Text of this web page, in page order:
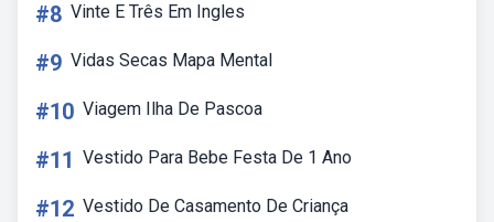
#8 Vinte E Três Em Ingles
#9 Vidas Secas Mapa Mental
#10 Viagem Ilha De Pascoa
#11 Vestido Para Bebe Festa De 1 Ano
#12 Vestido De Casamento De Criança